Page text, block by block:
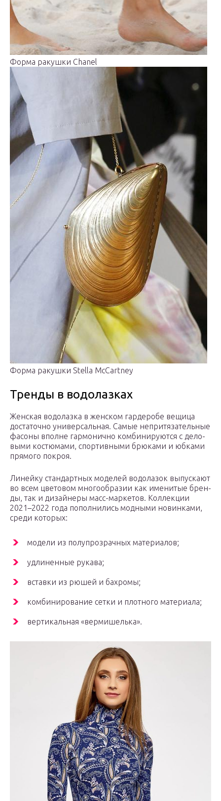
Форма ракушки Chanel
Форма ракушки Stella McCartney
Тренды в водолазках
Жен­ская водо­лаз­ка в жен­ском гар­де­робе вещи­ца
доста­точ­но уни­вер­саль­ная. Самые непри­тя­за­тель­ные
фасо­ны вполне гар­мо­нич­но ком­би­ни­ру­ют­ся с дело­
вы­ми костю­ма­ми, спор­тив­ны­ми брю­ка­ми и юбка­ми
пря­мо­го покроя.
Линей­ку стан­дарт­ных моде­лей водо­ла­зок выпус­ка­ют
во всем цве­то­вом мно­го­об­ра­зии как име­ни­тые брен­
ды, так и дизай­не­ры масс-мар­ке­тов. Кол­лек­ции
2021–2022 года попол­ни­лись мод­ны­ми новин­ка­ми,
сре­ди которых:
моде­ли из полу­про­зрач­ных материалов;
удли­нен­ные рукава;
встав­ки из рюшей и бахромы;
ком­би­ни­ро­ва­ние сет­ки и плот­но­го материала;
вер­ти­каль­ная «вер­ми­шель­ка».